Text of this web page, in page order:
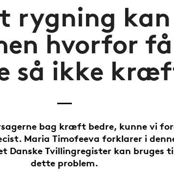
rygning
hvorfor
så ikke
bag kræft bedre, kunne vi
Maria Timofeeva forklarer i
Danske Tvillingregister kan bruges
dette problem.